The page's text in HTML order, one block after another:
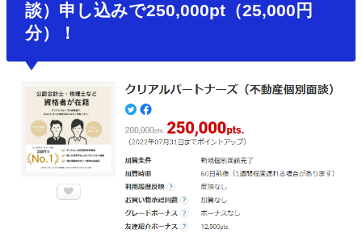
談）申し込みで250,000pt（25,000円
分）！